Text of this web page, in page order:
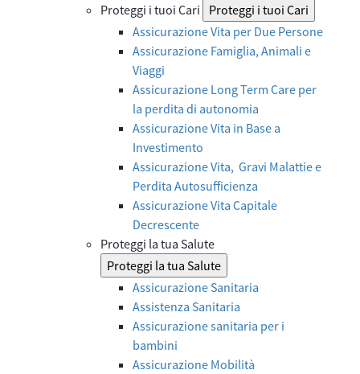
Proteggi i tuoi Cari
Proteggi i tuoi Cari
Assicurazione Vita per Due Persone
Assicurazione Famiglia, Animali e
Viaggi
Assicurazione Long Term Care per
la perdita di autonomia
Assicurazione Vita in Base a
Investimento
Assicurazione Vita, Gravi Malattie e
Perdita Autosufficienza
Assicurazione Vita Capitale
Decrescente
Proteggi la tua Salute
Proteggi la tua Salute
Assicurazione Sanitaria
Assistenza Sanitaria
Assicurazione sanitaria per i
bambini
Assicurazione Mobilità